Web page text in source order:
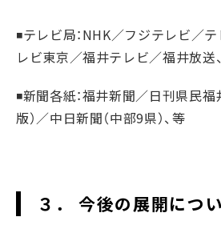
◾️テレビ局：NHK／フジテレビ／
レビ東京／福井テレビ／福井放送
◾️新聞各紙：福井新聞／日刊県民
版）／中日新聞（中部9県）、等
３． 今後の展開につ